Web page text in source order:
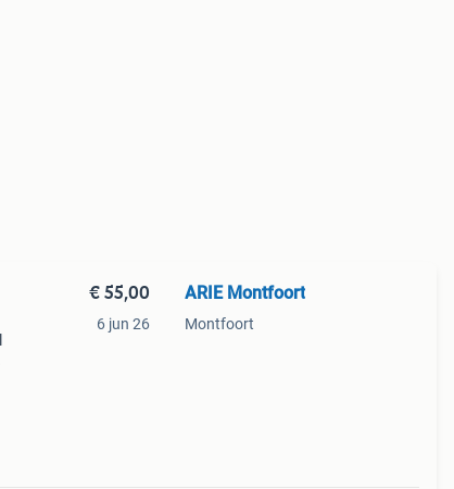
€ 55,00
6 jun 26
ARIE Montfoort
Montfoort